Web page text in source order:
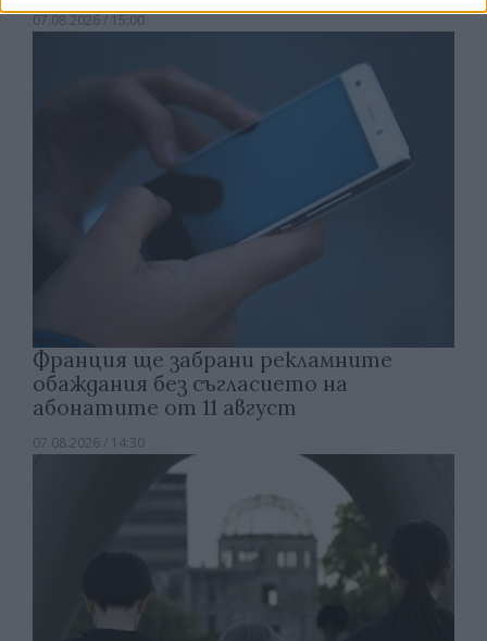
07.08.2026 / 15:00
Франция ще забрани рекламните
обаждания без съгласието на
абонатите от 11 август
07.08.2026 / 14:30